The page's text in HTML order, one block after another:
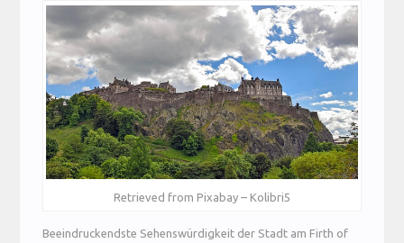
Retrieved from Pixabay – Kolibri5
Beeindruckendste Sehenswürdigkeit der Stadt am Firth of